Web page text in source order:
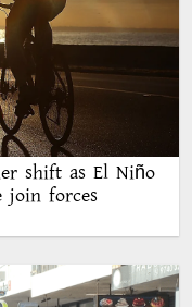
shift as El Niño
join forces